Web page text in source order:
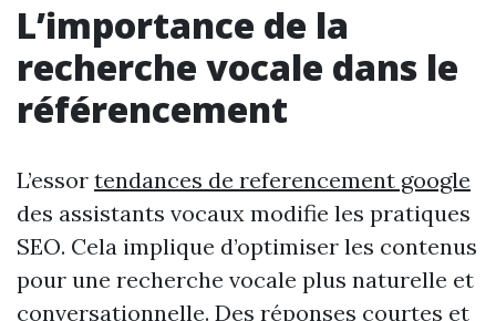
L’importance de la
recherche vocale dans le
référencement
L’essor tendances de referencement google
des assistants vocaux modifie les pratiques
SEO. Cela implique d’optimiser les contenus
pour une recherche vocale plus naturelle et
conversationnelle. Des réponses courtes et